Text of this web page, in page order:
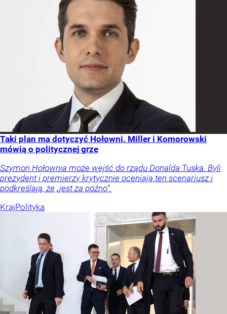
Taki plan ma dotyczyć Hołowni. Miller i Komorowski
mówią o politycznej grze
Szymon Hołownia może wejść do rządu Donalda Tuska. Byli
prezydent i premierzy krytycznie oceniają ten scenariusz i
podkreślają, że „jest za późno”.
KrajPolityka